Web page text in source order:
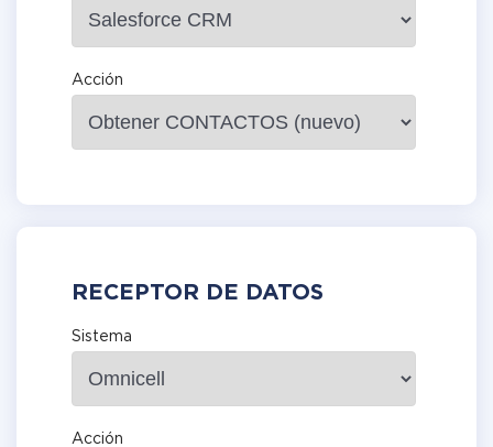
Acción
RECEPTOR DE DATOS
Sistema
Acción